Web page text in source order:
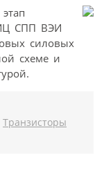
СПП ВЭИ
силовых
схеме и
Транзисторы